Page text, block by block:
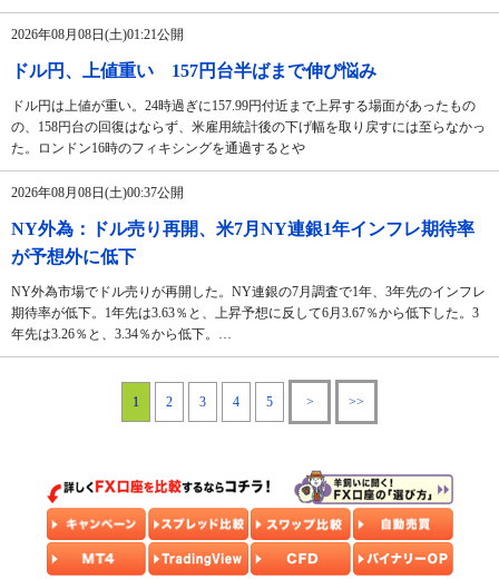
2026年08月08日(土)01:21公開
ドル円、上値重い 157円台半ばまで伸び悩み
ドル円は上値が重い。24時過ぎに157.99円付近まで上昇する場面があったもの
の、158円台の回復はならず、米雇用統計後の下げ幅を取り戻すには至らなかっ
た。ロンドン16時のフィキシングを通過するとや
2026年08月08日(土)00:37公開
NY外為：ドル売り再開、米7月NY連銀1年インフレ期待率
が予想外に低下
NY外為市場でドル売りが再開した。NY連銀の7月調査で1年、3年先のインフレ
期待率が低下。1年先は3.63％と、上昇予想に反して6月3.67％から低下した。3
年先は3.26％と、3.34％から低下。…
1 2 3 4 5 > >>